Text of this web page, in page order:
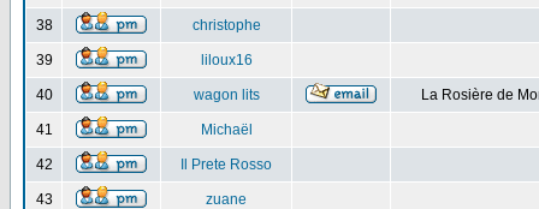
38 christophe
39 liloux16
40 wagon lits La Rosière de
41 Michaël
42 Il Prete Rosso
43 zuane